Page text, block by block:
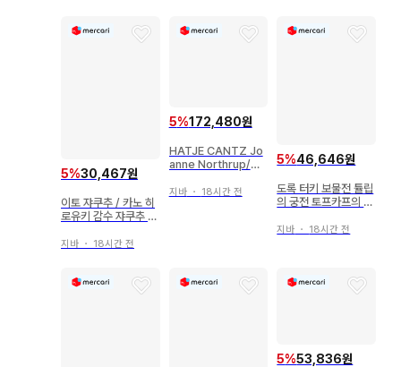
5%30,467원
이토 쟈쿠추 / 카노 히
로유키 감수 쟈쿠추 명
화조풍월
지바 ・ 18시간 전
5%172,480원
HATJE CANTZ Jo
anne Northrup/Mi
LLAREAL
지바・ 18시간 전
5%46,646원
도록 터키 보물전 튤립
의 궁전 토프카프의 미
지바 ・ 18시간 전
5%53,836원